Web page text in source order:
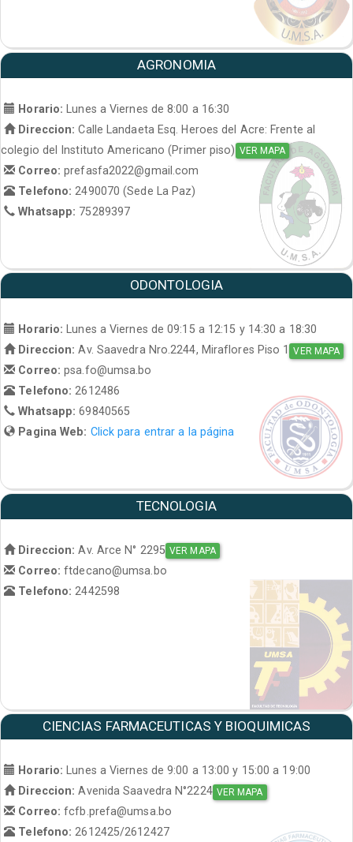
AGRONOMIA
Horario:
Lunes a Viernes de 8:00 a 16:30
Direccion: Calle Landaeta Esq. Heroes del Acre: Frente al
colegio del Instituto Americano (Primer piso) VER MAPA
Correo:prefasfa2022@gmail.com
Telefono: 2490070 (Sede La Paz)
Whatsapp: 75289397
ODONTOLOGIA
Horario: Lunes a Viernes de 09:15 a 12:15 y 14:30 a 18:30
Direccion: Av. Saavedra Nro.2244, Miraflores Piso 1 VER MAPA
Correo:psa.fo@umsa.bo
Telefono:2612486
Whatsapp:69840565
Pagina Web: Click para entrar a la página
TECNOLOGIA
Direccion: Av. Arce N° 2295 VER MAPA
Correo:ftdecano@umsa.bo
Telefono: 2442598
CIENCIAS FARMACEUTICAS Y BIOQUIMICAS
Horario: Lunes a Viernes de 9:00 a 13:00 y 15:00 a 19:00
Direccion: Avenida Saavedra N°2224 VER MAPA
Correo:fcfb.prefa@umsa.bo
Telefono:2612425/2612427